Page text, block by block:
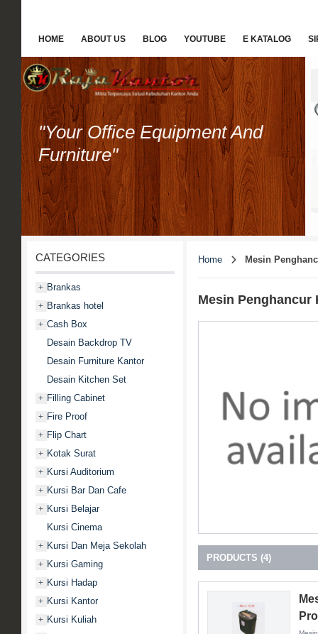
HOME ABOUT US BLOG YOUTUBE E KATALOG
"Your Office Equipment And
Furniture"
CATEGORIES
+ Brankas
+ Brankas hotel
+ Cash Box
Desain Backdrop TV
Desain Furniture Kantor
Desain Kitchen Set
+ Filling Cabinet
+ Fire Proof
+ Flip Chart
+ Kotak Surat
+ Kursi Auditorium
+ Kursi Bar Dan Cafe
+ Kursi Belajar
Kursi Cinema
+ Kursi Dan Meja Sekolah
+ Kursi Gaming
+ Kursi Hadap
+ Kursi Kantor
+ Kursi Kuliah
Home Mesin
Mesin Penghancur
PRODUCTS (4)